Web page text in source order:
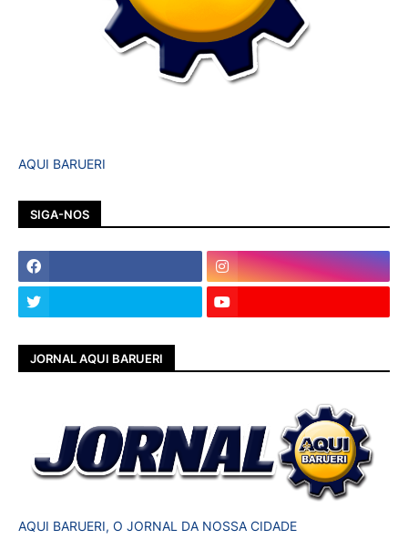
AQUI BARUERI
SIGA-NOS
JORNAL AQUI BARUERI
AQUI BARUERI, O JORNAL DA NOSSA CIDADE